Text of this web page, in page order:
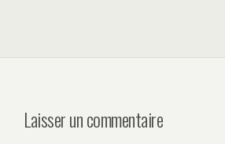
Laisser un commentaire